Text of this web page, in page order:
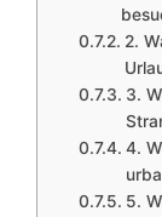
2.
3.
4.
5.